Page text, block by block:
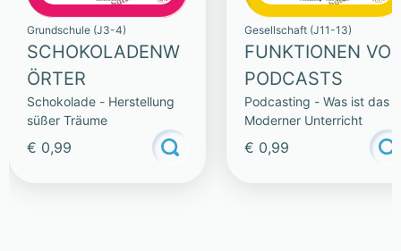
Grundschule (J3-4)
SCHOKOLADENW
ÖRTER
Schokolade - Herstellung
süßer Träume
€ 0,99
Gesellschaft (J11-13)
FUNKTIONEN
PODCASTS
Podcasting - Was ist das -
Moderner Unterricht
€ 0,99